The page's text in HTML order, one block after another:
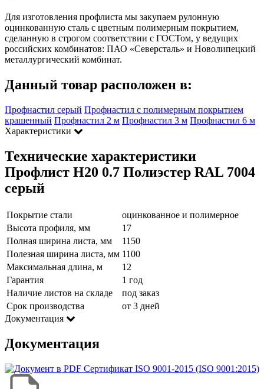
Для изготовления профлиста мы закупаем рулонную
оцинкованную сталь с цветным полимерным покрытием,
сделанную в строгом соответствии с ГОСТом, у ведущих
российских комбинатов: ПАО «Северсталь» и Новолипецкий
металлургический комбинат.
Данный товар расположен в:
Профнастил серый Профнастил с полимерным покрытием
крашенный Профнастил 2 м Профнастил 3 м Профнастил 6 м
Характеристики
Технические характеристики
Профлист Н20 0.7 Полиэстер RAL 7004
серый
Покрытие стали
оцинкованное и полимерное
Высота профиля, мм
17
Полная ширина листа, мм
1150
Полезная ширина листа, мм 1100
Максимальная длина, м
12
Гарантия
1 год
Наличие листов на складе
под заказ
Срок производства
от 3 дней
Документация
Документация
Сертификат ISO 9001-2015 (ISO 9001:2015)